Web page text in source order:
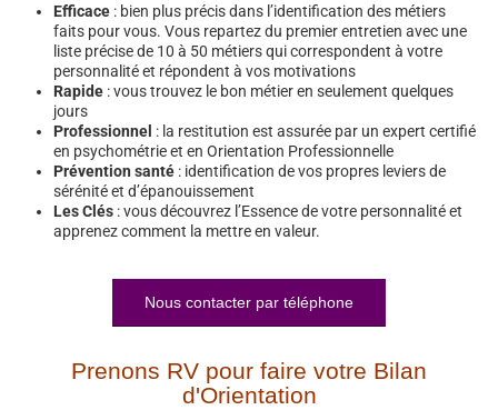
Efficace : bien plus précis dans l’identification des métiers
faits pour vous. Vous repartez du premier entretien avec une
liste précise de 10 à 50 métiers qui correspondent à votre
personnalité et répondent à vos motivations
Rapide : vous trouvez le bon métier en seulement quelques
jours
Professionnel : la restitution est assurée par un expert certifié
en psychométrie et en Orientation Professionnelle
Prévention santé : identification de vos propres leviers de
sérénité et d’épanouissement
Les Clés : vous découvrez l’Essence de votre personnalité et
apprenez comment la mettre en valeur.
Nous contacter par téléphone
Prenons RV pour faire votre Bilan
d'Orientation